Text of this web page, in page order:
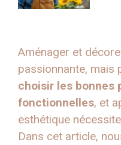
Aménager et
passionnante, mais
choisir les bonnes
fonctionnelles, et
esthétique
Dans cet article,